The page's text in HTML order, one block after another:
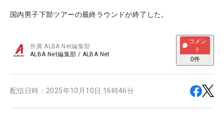
国内男子下部ツアーの最終ラウンドが終了した。
所属ALBA Net編集部
ALBA Net編集部 / ALBA Net
コメン
ト
0件
配信日時： 2025年10月10日 16時46分